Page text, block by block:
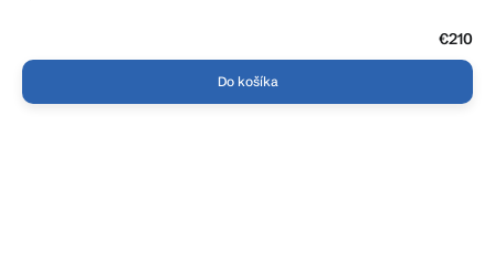
€210
Do košíka